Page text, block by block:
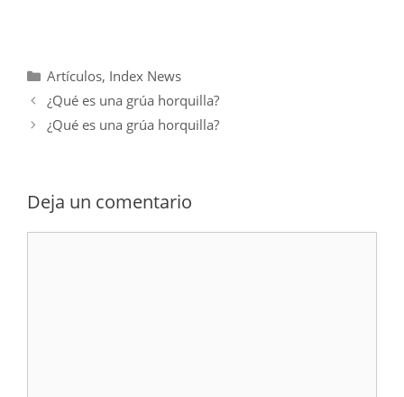
Categorías
Artículos, Index News
¿Qué es una grúa horquilla?
¿Qué es una grúa horquilla?
Deja un comentario